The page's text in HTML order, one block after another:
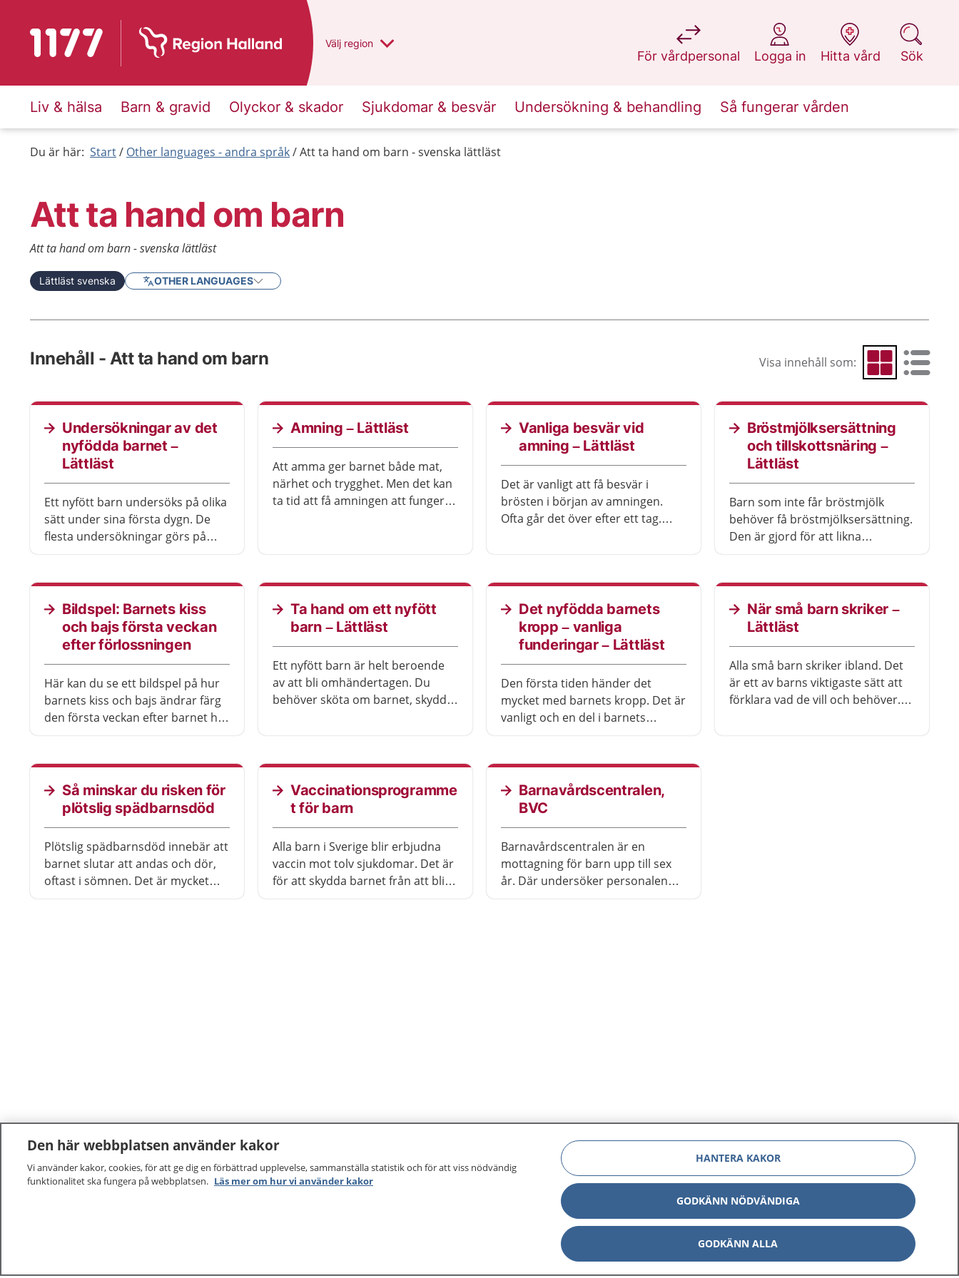
Till startsidan för 1177 Du har valt region
Välj en annan
region
För vårdpersonal
på 1177.se
Logga in
på 1177.se
Hitta vård
på 1177.se
Sök
på 1177.se
Liv & hälsa Barn & gravid Olyckor & skador Sjukdomar & besvär Undersökning & behandling Så fungerar vården
Du är här: Start Other languages - andra språk Att ta hand om barn - svenska lättläst
Att ta hand om barn
Att ta hand om barn - svenska lättläst
Lättläst svenska OTHER LANGUAGES
Innehåll - Att ta hand om barn Visa innehåll som: Visa som rutnät
Visa som
Undersökningar av det
nyfödda barnet –
Lättläst
Ett nyfött barn undersöks på olika
sätt under sina första dygn. De
flesta undersökningar görs på
undersökningar om ni har åkt
hem tidigt.
Amning – Lättläst
Att amma ger barnet både mat,
närhet och trygghet. Men det kan
ta tid att få amningen att fungera.
Vanliga besvär vid
amning – Lättläst
Det är vanligt att få besvär i
brösten i början av amningen.
Ofta går det över efter ett tag.
Bröstmjölksersättning
och tillskottsnäring –
Lättläst
Barn som inte får bröstmjölk
behöver få bröstmjölksersättning.
Den är gjord för att likna
tillskottsnäring i stället.
Bildspel: Barnets kiss
och bajs första veckan
efter förlossningen
Här kan du se ett bildspel på hur
barnets kiss och bajs ändrar färg
den första veckan efter barnet har
Ta hand om ett nyfött
barn – Lättläst
Ett nyfött barn är helt beroende
av att bli omhändertagen. Du
behöver sköta om barnet, skydda
Det nyfödda barnets
kropp – vanliga
funderingar – Lättläst
Den första tiden händer det
mycket med barnets kropp. Det är
vanligt och en del i barnets
När små barn skriker –
Lättläst
Alla små barn skriker ibland. Det
är ett av barns viktigaste sätt att
förklara vad de vill och behöver.
Så minskar du risken för
plötslig spädbarnsdöd
Plötslig spädbarnsdöd innebär att
barnet slutar att andas och dör,
oftast i sömnen. Det är mycket
Vaccinationsprogramme
t för barn
Alla barn i Sverige blir erbjudna
vaccin mot tolv sjukdomar. Det är
för att skydda barnet från att bli
Barnavårdscentralen,
BVC
Barnavårdscentralen är en
mottagning för barn upp till sex
år. Där undersöker personalen
vilka mottagningar du kan kontakta. Logga in för att läsa din journal
Other languages
Den här webbplatsen använder kakor
Vi använder kakor, cookies, för att ge dig en förbättrad upplevelse, sammanställa statistik och för att viss nödvändig
funktionalitet ska fungera på webbplatsen. Läs mer om hur vi använder kakor
HANTERA KAKOR
GODKÄNN NÖDVÄNDIGA
GODKÄNN ALLA